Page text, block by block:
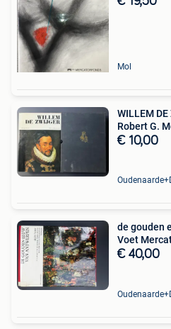
Mol
WILLEM DE
Robert G.
€ 10,00
de gouden
Voet
€ 40,00